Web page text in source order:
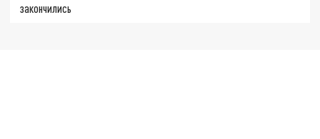
закончились